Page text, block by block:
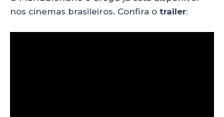
nos cinemas brasileiros. Confira o trailer: